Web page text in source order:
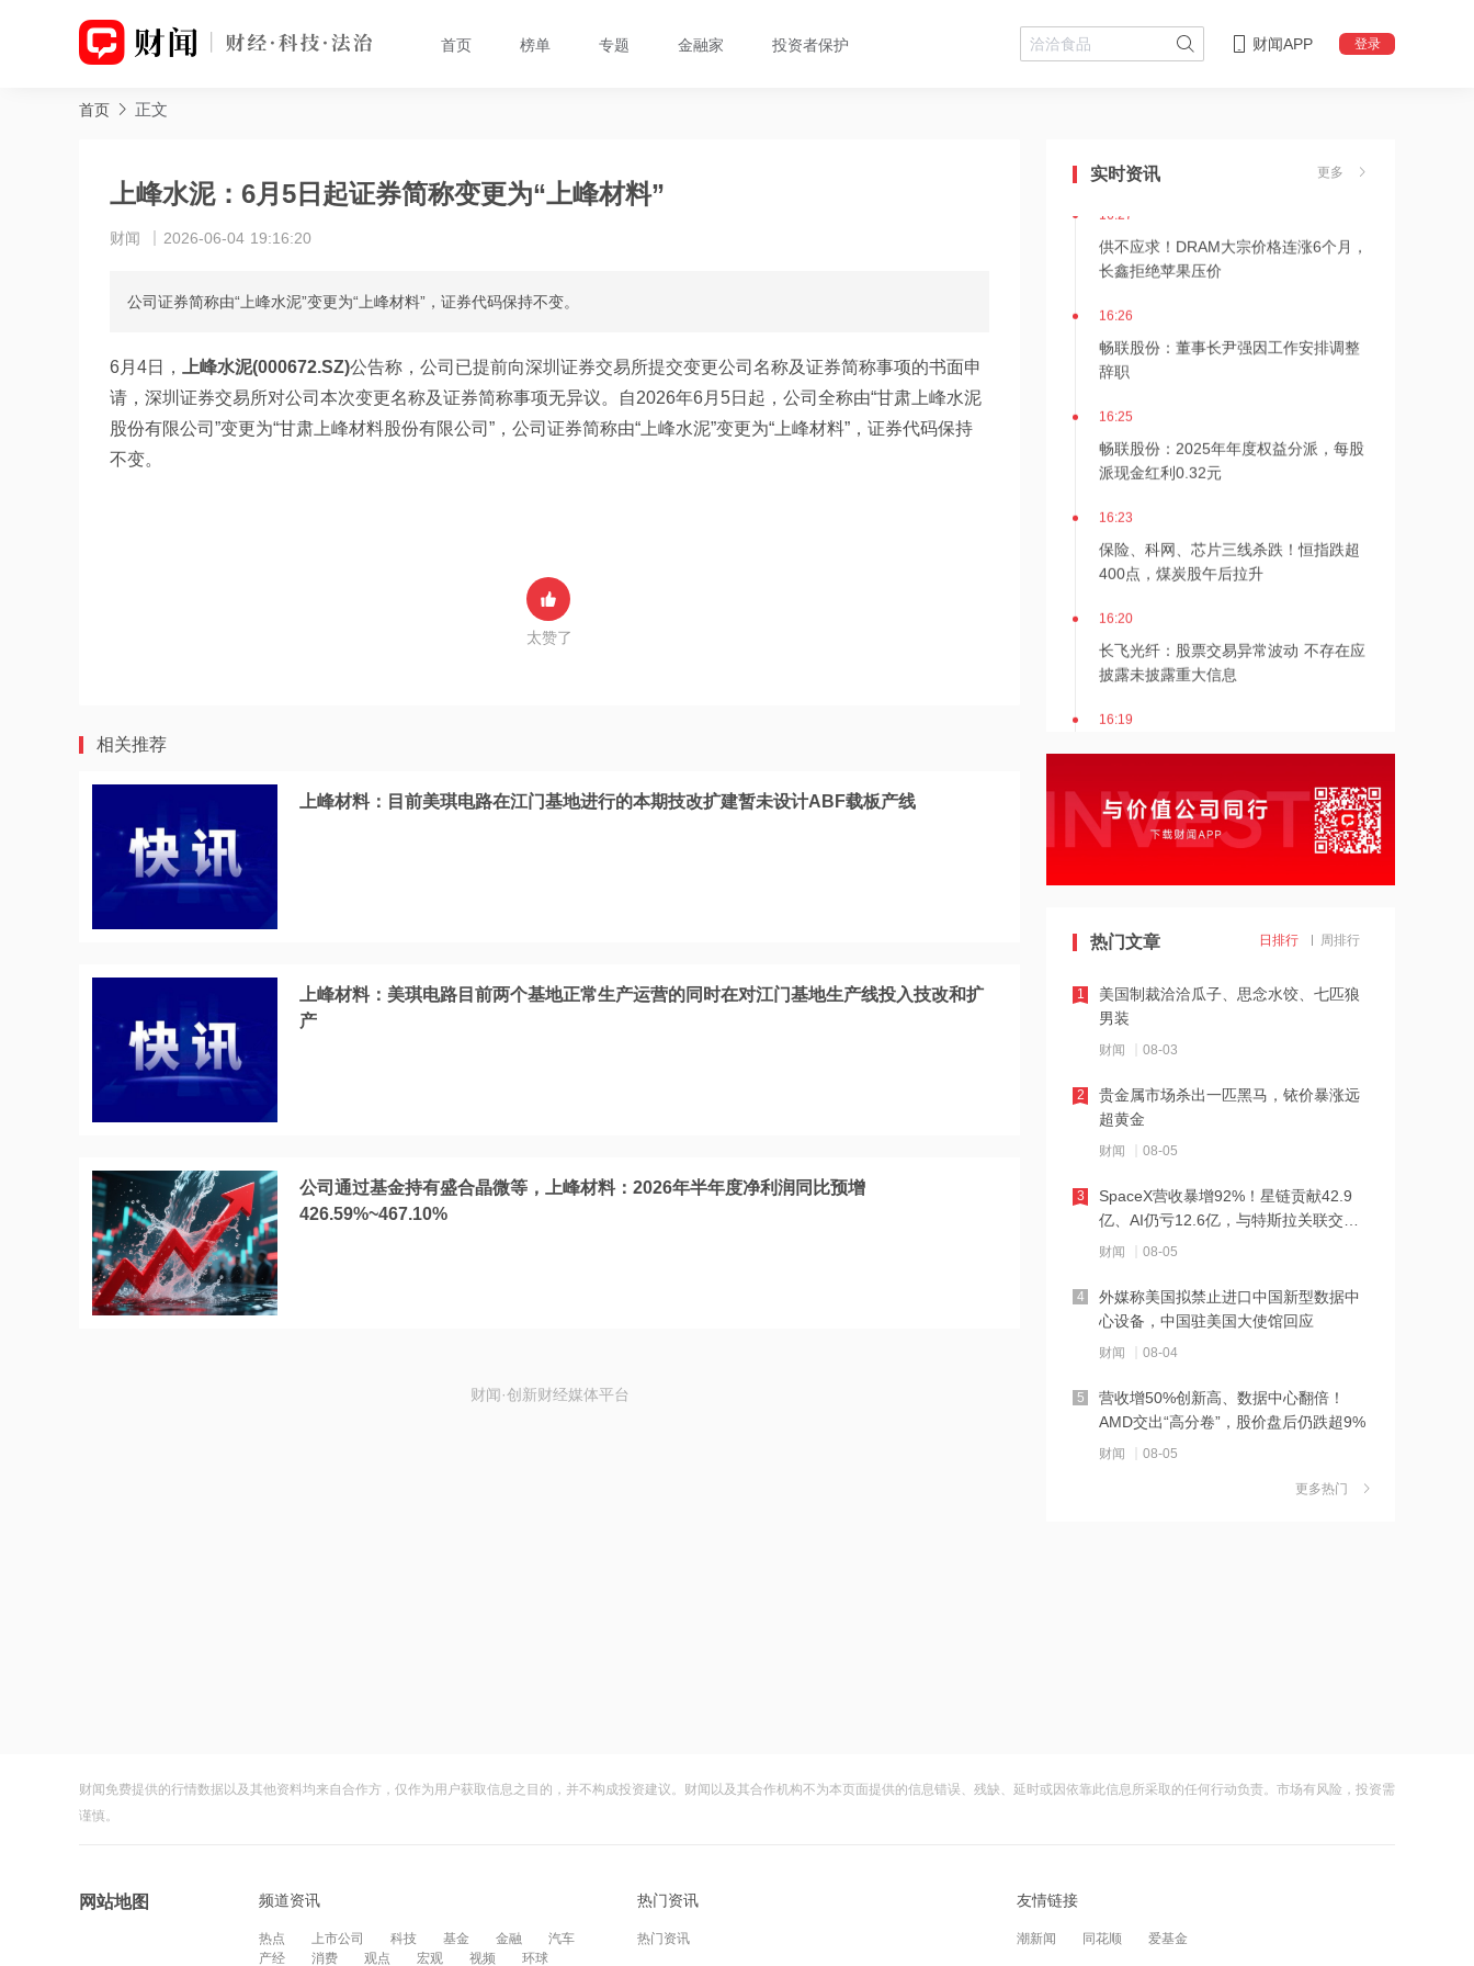
首页 榜单 专题 金融家 投资者保护 财闻APP 登录
首页 正文
上峰水泥：6月5日起证券简称变更为“上峰材料”
财闻 2026-06-04 19:16:20
公司证券简称由“上峰水泥”变更为“上峰材料”，证券代码保持不变。
6月4日， 上峰水泥(000672.SZ)公告称，公司已提前向深圳证券交易所提交变更公司名称及证券简称事项的书面申
请，深圳证券交易所对公司本次变更名称及证券简称事项无异议。自2026年6月5日起，公司全称由“甘肃上峰水泥
股份有限公司”变更为“甘肃上峰材料股份有限公司”，公司证券简称由“上峰水泥”变更为“上峰材料”，证券代码保持
不变。
太赞了
相关推荐
上峰材料：目前美琪电路在江门基地进行的本期技改扩建暂未设计ABF载板产线
上峰材料：美琪电路目前两个基地正常生产运营的同时在对江门基地生产线投入技改和扩
产
公司通过基金持有盛合晶微等，上峰材料：2026年半年度净利润同比预增
426.59%~467.10%
财闻·创新财经媒体平台
实时资讯 更多
披露未披露事项
供不应求！DRAM大宗价格连涨6个月，
长鑫拒绝苹果压价
16:26
畅联股份：董事长尹强因工作安排调整
辞职
16:25
畅联股份：2025年年度权益分派，每股
派现金红利0.32元
16:23
保险、科网、芯片三线杀跌！恒指跌超
400点，煤炭股午后拉升
16:20
长飞光纤：股票交易异常波动 不存在应
披露未披露重大信息
16:19
16:19
存储暴跌之际，Anthropic宣布自研AI半
春光科技：更新向特定对象发行A股股
16:18
鹏鼎控股：7月合并营业收入32亿元 同
16:17
大模型开源加速AI渗透，软件产业迎智
局良机
16:17
万得凯：发行股份及支付现金购买资产
16:17
Coinbase CEO：AI代理崛起将推动加
16:16
百隆东方：2026年上半年净利润5.59亿
性订单
热门文章 日排行 周排行
美国制裁洽洽瓜子、思念水饺、七匹狼
男装
财闻 08-03
1
贵金属市场杀出一匹黑马，铱价暴涨远
超黄金
财闻 08-05
2
SpaceX营收暴增92%！星链贡献42.9
亿、AI仍亏12.6亿，与特斯拉关联交易
曝光
财闻 08-05
3
外媒称美国拟禁止进口中国新型数据中
心设备，中国驻美国大使馆回应
财闻 08-04
4
营收增50%创新高、数据中心翻倍！
AMD交出“高分卷”，股价盘后仍跌超9%
财闻 08-05
5
财闻早知道丨道指标普创历史新高
DeepSeek又打赢了价格战
财闻 08-05
更多热门
财闻免费提供的行情数据以及其他资料均来自合作方，仅作为用户获取信息之目的，并不构成投资建议。财闻以及其合作机构不为本页面提供的信息错误、残缺、延时或因依靠此信息所采取的任何行动负责。市场有风险，投资需
谨慎。
网站地图 频道资讯
热点 上市公司 科技 基金 金融
汽车
产经
消费 观点 宏观 视频 环球
热门资讯
热门资讯
友情链接
潮新闻 同花顺 爱基金